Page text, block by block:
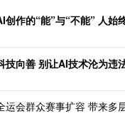
创作的“能”与“不能” 人始
技向善 别让AI技术沦为违
运会群众赛事扩容 带来多